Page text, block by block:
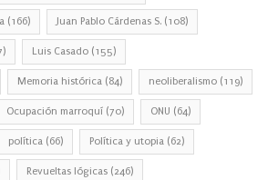
(166) Juan Pablo Cárdenas S. (108)
Luis Casado (155)
Memoria histórica (84) neoliberalismo (119)
Ocupación marroquí (70) ONU (64)
política (66) Política y utopia (62)
Revueltas lógicas (246)